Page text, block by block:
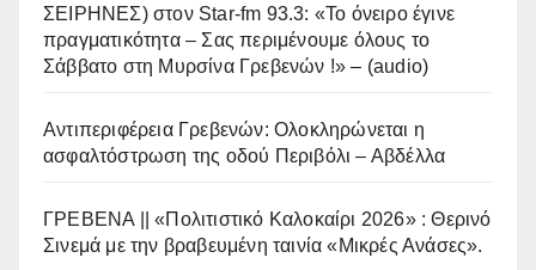
ΣΕΙΡΗΝΕΣ) στον Star-fm 93.3: «Το όνειρο έγινε
πραγματικότητα – Σας περιμένουμε όλους το
Σάββατο στη Μυρσίνα Γρεβενών !» – (audio)
Αντιπεριφέρεια Γρεβενών: Ολοκληρώνεται η
ασφαλτόστρωση της οδού Περιβόλι – Αβδέλλα
ΓΡΕΒΕΝΑ || «Πολιτιστικό Καλοκαίρι 2026» : Θερινό
Σινεμά με την βραβευμένη ταινία «Μικρές Ανάσες».